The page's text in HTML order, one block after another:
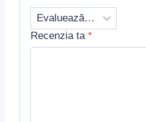
Recenzia ta *